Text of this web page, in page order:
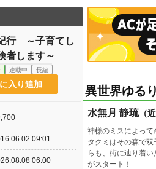
異世界ゆる
水無月 静琉（
神様のミスによって
タクミはその森で
らも、街に辿り着
がスタート！
行 ～子育てし
者します～
連載中 長編
入り追加
09:01
06:00